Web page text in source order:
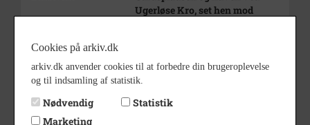
Ugerløse Kro, set hen mod
Periode
Dateringsnote udateret
Fotograf Ukendt
Arkiv
Cookies på arkiv.dk
arkiv.dk anvender cookies til at forbedre din brugeroplevelse
og til indsamling af statistik.
Nødvendig
Statistik
Marketing